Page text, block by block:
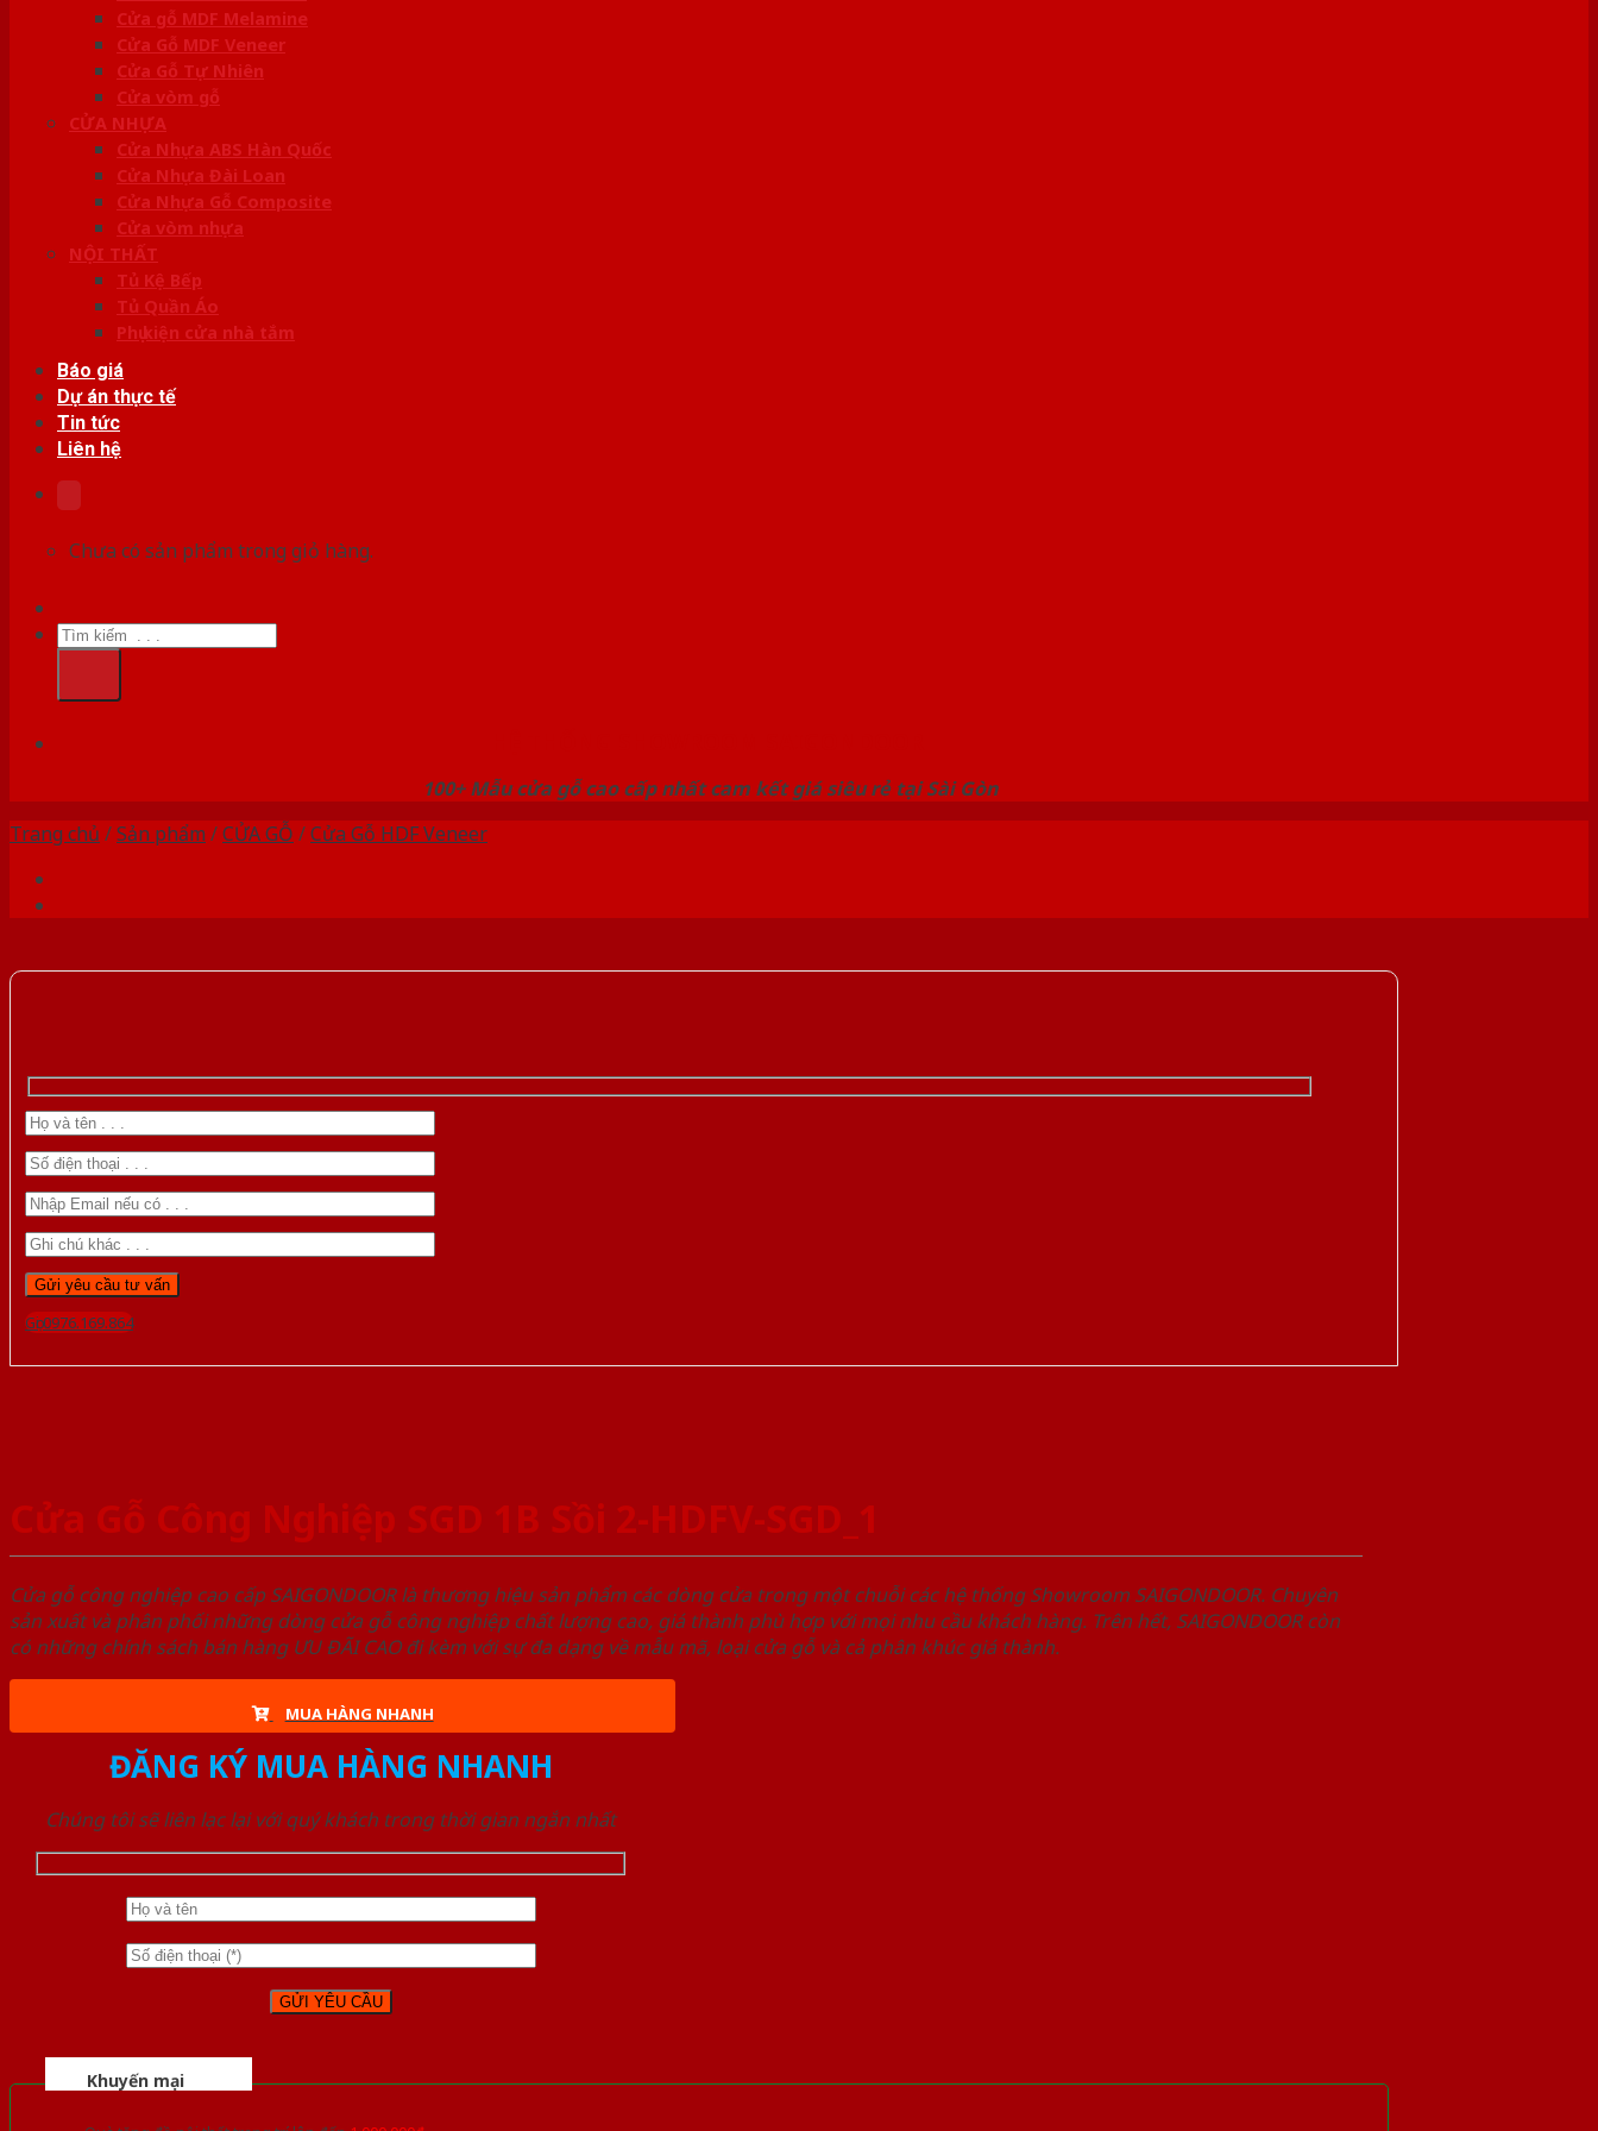
Cửa gỗ MDF Melamine
Cửa Gỗ MDF Veneer
Cửa Gỗ Tự Nhiên
Cửa vòm gỗ
CỬA NHỰA
Cửa Nhựa ABS Hàn Quốc
Cửa Nhựa Đài Loan
Cửa Nhựa Gỗ Composite
Cửa vòm nhựa
NỘI THẤT
Tủ Kệ Bếp
Tủ Quần Áo
Phụ kiện cửa nhà tắm
Báo giá
Dự án thực tế
Tin tức
Liên hệ
Chưa có sản phẩm trong giỏ hàng.
Tìm
kiếm:
100+ Mẫu cửa gỗ cao cấp nhất cam kết giá siêu rẻ tại Sài Gòn
Trang chủ /Sản phẩm /CỬA GỖ /Cửa Gỗ HDF Veneer
Gọi 0976.169.864
Cửa Gỗ Công Nghiệp SGD 1B Sồi 2-HDFV-SGD_1
Cửa gỗ công nghiệp cao cấp SAIGONDOOR là thương hiệu sản phẩm các dòng cửa trong một chuỗi các hệ thống Showroom SAIGONDOOR. Chuyên
sản xuất và phân phối những dòng cửa gỗ công nghiệp chất lượng cao, giá thành phù hợp với mọi nhu cầu khách hàng. Trên hết, SAIGONDOOR còn
có những chính sách bán hàng ƯU ĐÃI CAO đi kèm với sự đa dạng về mẫu mã, loại cửa gỗ và cả phân khúc giá thành.
MUA HÀNG NHANH
ĐĂNG KÝ MUA HÀNG NHANH
Chúng tôi sẽ liên lạc lại với quý khách trong thời gian ngắn nhất
Khuyến mại